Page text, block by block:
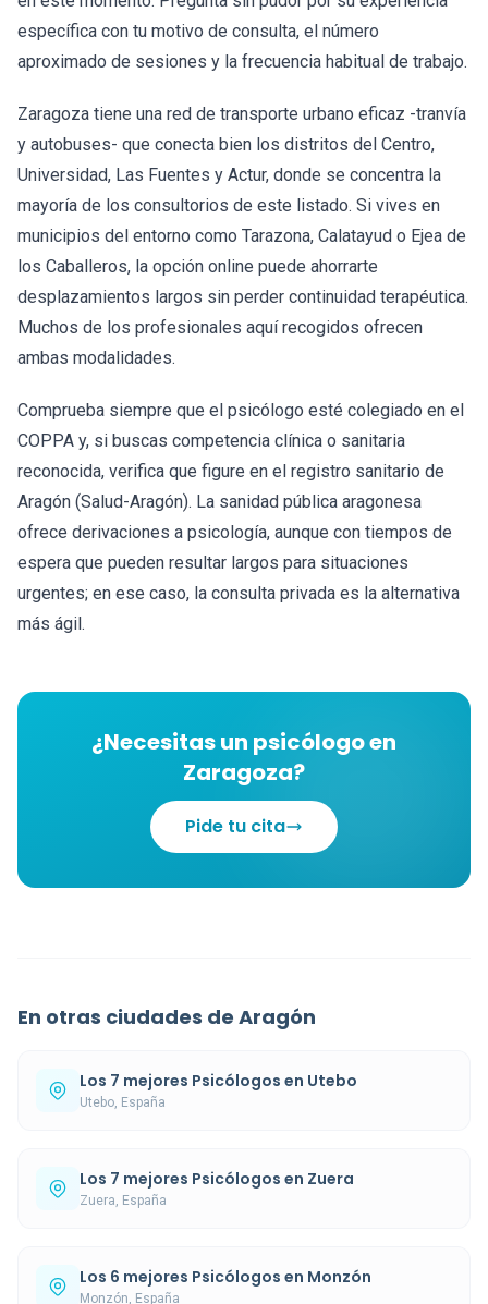
específica con tu motivo de consulta, el número
aproximado de sesiones y la frecuencia habitual de trabajo.
Zaragoza tiene una red de transporte urbano eficaz -tranvía
y autobuses- que conecta bien los distritos del Centro,
Universidad, Las Fuentes y Actur, donde se concentra la
mayoría de los consultorios de este listado. Si vives en
municipios del entorno como Tarazona, Calatayud o Ejea de
los Caballeros, la opción online puede ahorrarte
desplazamientos largos sin perder continuidad terapéutica.
Muchos de los profesionales aquí recogidos ofrecen
ambas modalidades.
Comprueba siempre que el psicólogo esté colegiado en el
COPPA y, si buscas competencia clínica o sanitaria
reconocida, verifica que figure en el registro sanitario de
Aragón (Salud-Aragón). La sanidad pública aragonesa
ofrece derivaciones a psicología, aunque con tiempos de
espera que pueden resultar largos para situaciones
urgentes; en ese caso, la consulta privada es la alternativa
más ágil.
¿Necesitas un psicólogo en
Zaragoza?
Pide tu cita
En otras ciudades de Aragón
Los 7 mejores Psicólogos en Utebo
Utebo, España
Los 7 mejores Psicólogos en Zuera
Zuera, España
Los 6 mejores Psicólogos en Monzón
Monzón, España